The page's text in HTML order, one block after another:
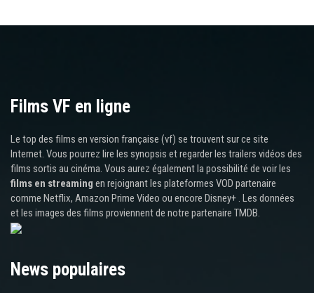
Films VF en ligne
Le top des films en version française (vf) se trouvent sur ce site
Internet. Vous pourrez lire les synopsis et regarder les trailers vidéos des
films sortis au cinéma. Vous aurez également la possibilité de voir les
films en streaming en rejoignant les plateformes VOD partenaire
comme Netflix, Amazon Prime Video ou encore Disney+ . Les données
et les images des films proviennent de notre partenaire TMDB.
News populaires